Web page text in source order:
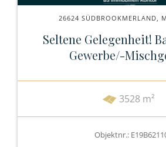
26624 SÜDBROOKMERLAND,
Seltene Gelegenheit!
Gewerbe/-
3528 m²
Objektnr.: